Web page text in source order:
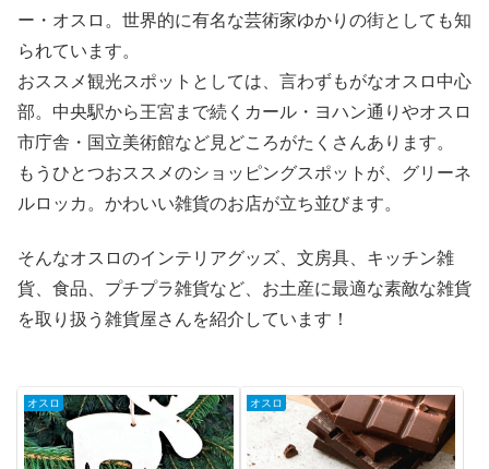
ー・オスロ。世界的に有名な芸術家ゆかりの街としても知
られています。
おススメ観光スポットとしては、言わずもがなオスロ中心
部。中央駅から王宮まで続くカール・ヨハン通りやオスロ
市庁舎・国立美術館など見どころがたくさんあります。
もうひとつおススメのショッピングスポットが、グリーネ
ルロッカ。かわいい雑貨のお店が立ち並びます。
そんなオスロのインテリアグッズ、文房具、キッチン雑
貨、食品、プチプラ雑貨など、お土産に最適な素敵な雑貨
を取り扱う雑貨屋さんを紹介しています！
オスロ オスロ